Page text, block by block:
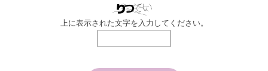
上に表示された文字を入力してください。